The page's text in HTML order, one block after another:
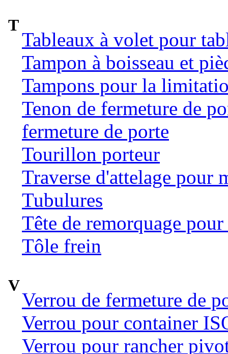
T
Tableaux à volet pour
Tampon à boisseau et
Tampons pour la
Tenon de fermeture de
fermeture de porte
Tourillon porteur
Traverse d'attelage pour
Tubulures
Tête de remorquage
Tôle frein
V
Verrou de fermeture de
Verrou pour container
Verrou pour rancher